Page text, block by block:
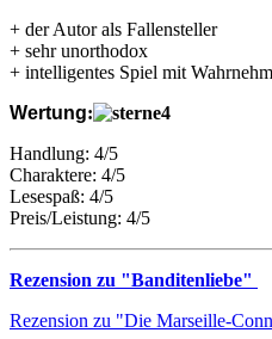
+ der Autor als Fallensteller
+ sehr unorthodox
+ intelligentes Spiel mit
Wertung:
Handlung: 4/5
Charaktere: 4/5
Lesespaß: 4/5
Preis/Leistung: 4/5
Rezension zu "Banditenliebe"
Rezension zu "Die Marseille-